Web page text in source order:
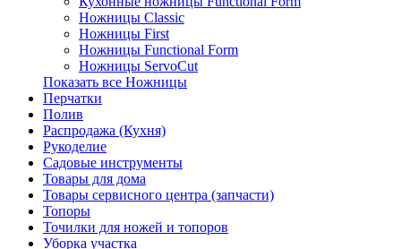
Ножницы Classic
Ножницы First
Ножницы Functional Form
Ножницы ServoCut
Показать все Ножницы
Перчатки
Полив
Распродажа (Кухня)
Рукоделие
Садовые инструменты
Товары для дома
Товары сервисного центра (запчасти)
Топоры
Точилки для ножей и топоров
Уборка участка